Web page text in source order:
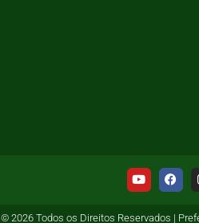
© 2026 Todos os Direitos Reservados |